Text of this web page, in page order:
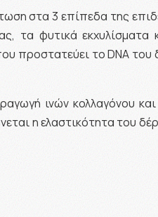
στα 3 επίπεδα της
τα φυτικά εκχυλίσματα
προστατεύει το DNA
ινών κολλαγόνου και
η ελαστικότητα του